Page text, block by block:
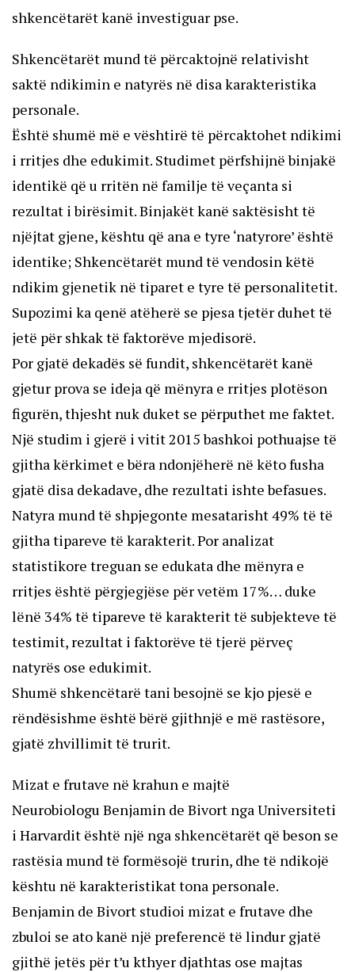
shkencëtarët kanë investiguar pse.
Shkencëtarët mund të përcaktojnë relativisht
saktë ndikimin e natyrës në disa karakteristika
personale.
Është shumë më e vështirë të përcaktohet ndikimi
i rritjes dhe edukimit. Studimet përfshijnë binjakë
identikë që u rritën në familje të veçanta si
rezultat i birësimit. Binjakët kanë saktësisht të
njëjtat gjene, kështu që ana e tyre ‘natyrore’ është
identike; Shkencëtarët mund të vendosin këtë
ndikim gjenetik në tiparet e tyre të personalitetit.
Supozimi ka qenë atëherë se pjesa tjetër duhet të
jetë për shkak të faktorëve mjedisorë.
Por gjatë dekadës së fundit, shkencëtarët kanë
gjetur prova se ideja që mënyra e rritjes plotëson
figurën, thjesht nuk duket se përputhet me faktet.
Një studim i gjerë i vitit 2015 bashkoi pothuajse të
gjitha kërkimet e bëra ndonjëherë në këto fusha
gjatë disa dekadave, dhe rezultati ishte befasues.
Natyra mund të shpjegonte mesatarisht 49% të të
gjitha tipareve të karakterit. Por analizat
statistikore treguan se edukata dhe mënyra e
rritjes është përgjegjëse për vetëm 17%… duke
lënë 34% të tipareve të karakterit të subjekteve të
testimit, rezultat i faktorëve të tjerë përveç
natyrës ose edukimit.
Shumë shkencëtarë tani besojnë se kjo pjesë e
rëndësishme është bërë gjithnjë e më rastësore,
gjatë zhvillimit të trurit.
Mizat e frutave në krahun e majtë
Neurobiologu Benjamin de Bivort nga Universiteti
i Harvardit është një nga shkencëtarët që beson se
rastësia mund të formësojë trurin, dhe të ndikojë
kështu në karakteristikat tona personale.
Benjamin de Bivort studioi mizat e frutave dhe
zbuloi se ato kanë një preferencë të lindur gjatë
gjithë jetës për t’u kthyer djathtas ose majtas